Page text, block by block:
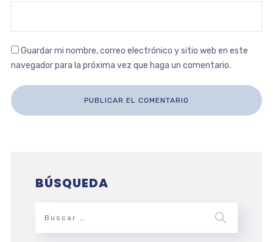
Guardar mi nombre, correo electrónico y sitio web en este
navegador para la próxima vez que haga un comentario.
BÚSQUEDA